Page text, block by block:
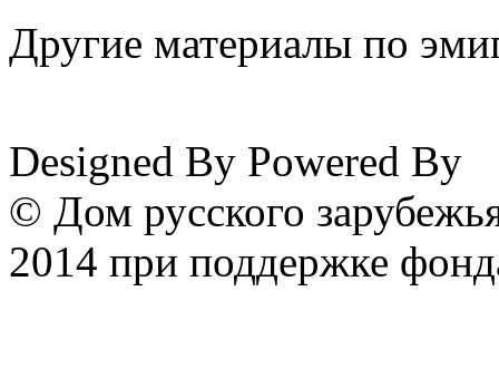
Другие материалы по
Designed By Powered By
© Дом русского
2014 при поддержке